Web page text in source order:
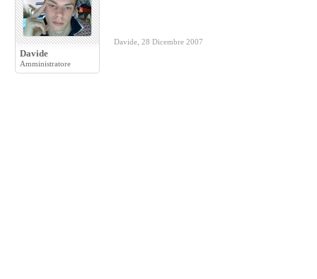
Davide
Amministratore
Davide 28 Dicembre 2007